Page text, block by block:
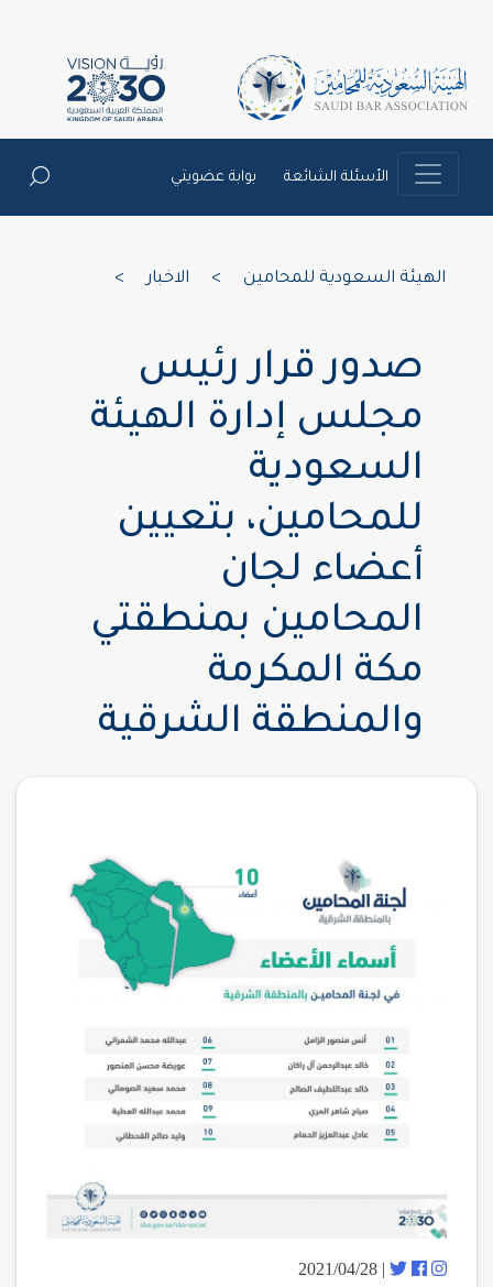
الأسئلة الشائعة بوابة عضويتي
الهيئة السعودية للمحامين الاخبار
صدور قرار رئيس
مجلس إدارة الهيئة
السعودية
للمحامين، بتعيين
أعضاء لجان
المحامين بمنطقتي
مكة المكرمة
والمنطقة الشرقية
| 2021/04/28